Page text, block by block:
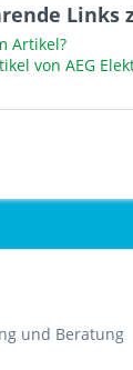
Links
Artikel?
von AEG
und Beratung